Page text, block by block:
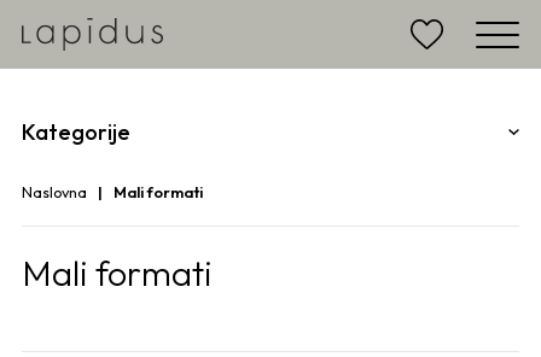
Kategorije
Naslovna Mali formati
Mali formati